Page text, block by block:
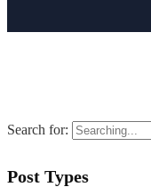
Search for:
Post Types